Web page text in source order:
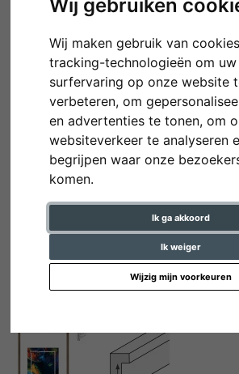
Wij gebruiken
Wij maken gebruik van
tracking-technologieën om uw
surfervaring op onze website
verbeteren, om
en advertenties te tonen, om
websiteverkeer te analyseren
begrijpen waar onze
komen.
Ik ga akkoord
Ik weiger
Wijzig mijn voorkeuren
Terug